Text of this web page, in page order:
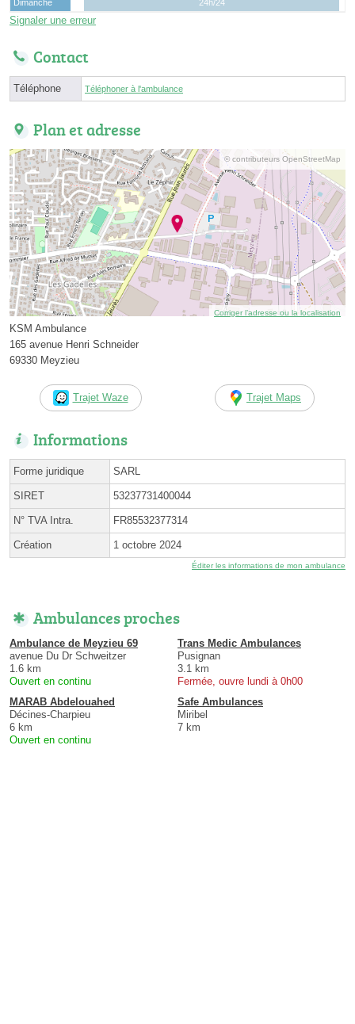
Dimanche
24h/24
Signaler une erreur
Contact
Téléphone Téléphoner à l'ambulance
Plan et adresse
© contributeurs OpenStreetMap
Corriger l’adresse ou la localisation
KSM Ambulance
165 avenue Henri Schneider
69330 Meyzieu
Trajet Waze Trajet Maps
Informations
Forme juridique SARL
SIRET 53237731400044
N° TVA Intra. FR85532377314
Création 1 octobre 2024
Éditer les informations de mon ambulance
Ambulances proches
Ambulance de Meyzieu 69
avenue Du Dr Schweitzer
1.6 km
Ouvert en continu
Trans Medic Ambulances
Pusignan
3.1 km
Fermée, ouvre lundi à 0h00
MARAB Abdelouahed
Décines-Charpieu
6 km
Ouvert en continu
Safe Ambulances
Miribel
7 km